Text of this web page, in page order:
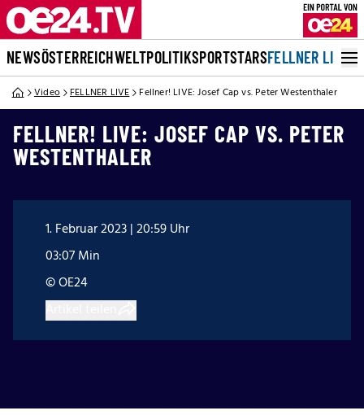
NEWSÖSTERREICHWELTPOLITIKSPORTSTARSFELLNER LIVE
Video FELLNER LIVE Fellner! LIVE: Josef Cap vs. Peter Westenthaler
FELLNER! LIVE: JOSEF CAP VS. PETER
WESTENTHALER
1. Februar 2023 | 20:59 Uhr
03:07 Min
© OE24